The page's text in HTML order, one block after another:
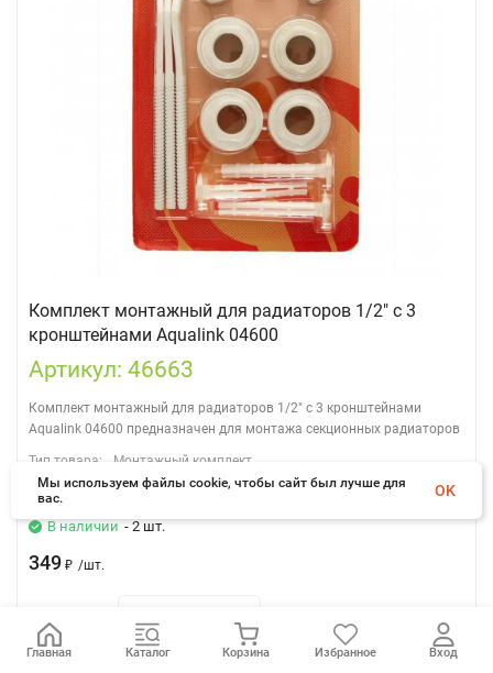
Комплект монтажный для радиаторов 1/2" с 3
кронштейнами Aqualink 04600
Артикул: 46663
Комплект монтажный для радиаторов 1/2" с 3 кронштейнами
Aqualink 04600 предназначен для монтажа секционных радиаторов
Тип товара:
Монтажный комплект
Бренд:
AQUALINK
В наличии - 2 шт.
349 ₽ /шт.
Количество:
1
Главная Каталог Корзина Избранное Вход
Мы используем файлы cookie, чтобы сайт был лучше для
вас.
OK